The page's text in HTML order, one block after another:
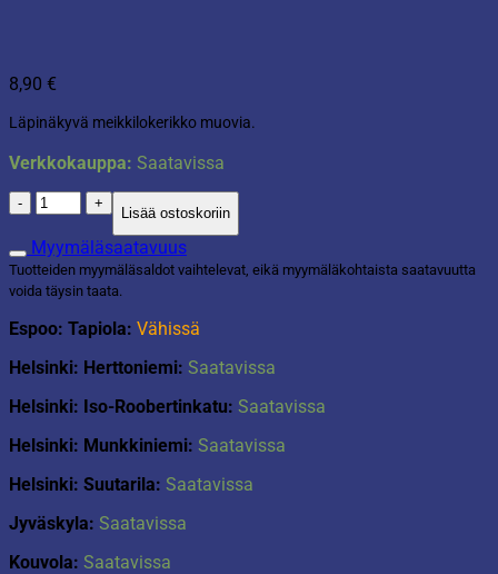
8,90 €
Läpinäkyvä meikkilokerikko muovia.
Verkkokauppa: Saatavissa
Meikkilokerikko
M-
koko
määrä
Lisää ostoskoriin
Myymäläsaatavuus
Tuotteiden myymäläsaldot vaihtelevat, eikä myymäläkohtaista saatavuutta
voida täysin taata.
Espoo: Tapiola: Vähissä
Helsinki: Herttoniemi: Saatavissa
Helsinki: Iso-Roobertinkatu: Saatavissa
Helsinki: Munkkiniemi: Saatavissa
Helsinki: Suutarila: Saatavissa
Jyväskyla: Saatavissa
Kouvola: Saatavissa